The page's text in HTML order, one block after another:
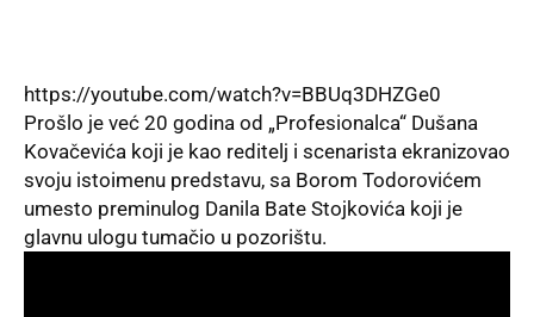
https://youtube.com/watch?v=BBUq3DHZGe0
Prošlo je već 20 godina od „Profesionalca“ Dušana
Kovačevića koji je kao reditelj i scenarista ekranizovao
svoju istoimenu predstavu, sa Borom Todorovićem
umesto preminulog Danila Bate Stojkovića koji je
glavnu ulogu tumačio u pozorištu.